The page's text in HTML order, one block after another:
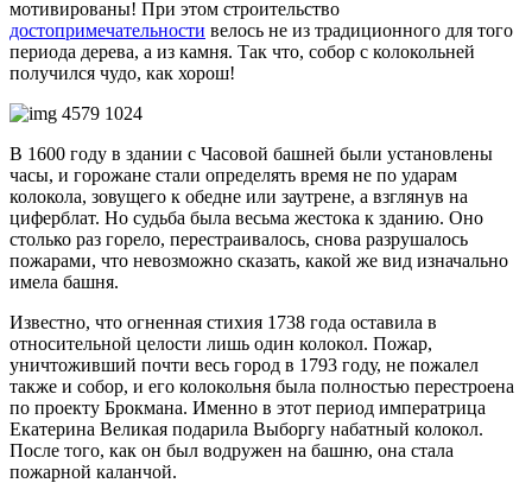
мотивированы! При этом строительство
достопримечательности велось не из традиционного для того
периода дерева, а из камня. Так что, собор с колокольней
получился чудо, как хорош!
В 1600 году в здании с Часовой башней были установлены
часы, и горожане стали определять время не по ударам
колокола, зовущего к обедне или заутрене, а взглянув на
циферблат. Но судьба была весьма жестока к зданию. Оно
столько раз горело, перестраивалось, снова разрушалось
пожарами, что невозможно сказать, какой же вид изначально
имела башня.
Известно, что огненная стихия 1738 года оставила в
относительной целости лишь один колокол. Пожар,
уничтоживший почти весь город в 1793 году, не пожалел
также и собор, и его колокольня была полностью перестроена
по проекту Брокмана. Именно в этот период императрица
Екатерина Великая подарила Выборгу набатный колокол.
После того, как он был водружен на башню, она стала
пожарной каланчой.